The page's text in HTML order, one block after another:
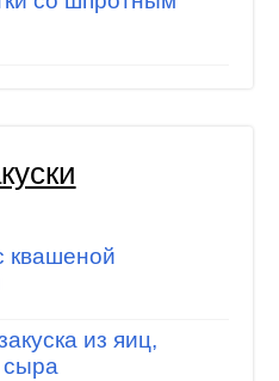
квашеной
из яиц,
сыра